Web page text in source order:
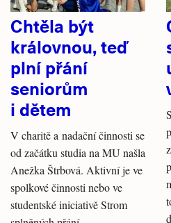
Chtěla být
královnou, teď
plní přání
seniorům
i dětem
V charitě a nadační činnosti se
od začátku studia na MU našla
Anežka Štrbová. Aktivní je ve
spolkové činnosti nebo ve
studentské iniciativě Strom